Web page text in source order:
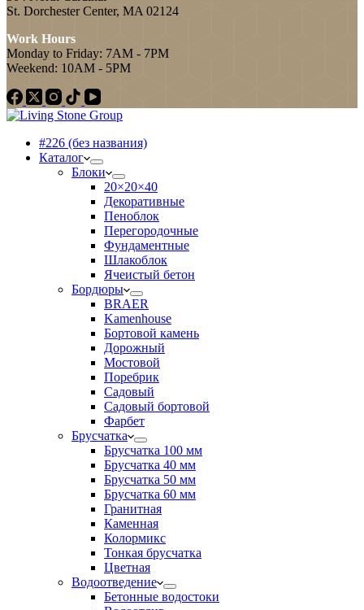
St. Dorchester Center, MA 02124
Work Hours
Monday to Friday: 7AM - 7PM
Weekend: 10AM - 5PM
#226 (без названия)
Каталог
Блоки
20×20×40
Декоративные
Пеноблок
Перегородочные
Фундаментные
Шлакоблок
Ячеистый бетон
Бордюры
BRAER
Kamenhouse
Бортовой камень
Дорожный
Мостовой
Поребрик
Садовый
Садовый бортовой
Фарбет
Брусчатка
Брусчатка 100 мм
Брусчатка 40 мм
Брусчатка 50 мм
Брусчатка 60 мм
Гранитная
Каменная
Колормикс
Тонкая брусчатка
Цветная
Водоотведение
Бетонные водостоки